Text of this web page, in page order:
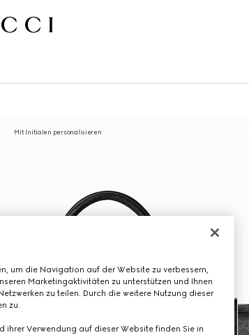
Mit Initialen personalisieren
um die Navigation auf der Website zu verbessern,
Marketingaktivitäten zu unterstützen und Ihnen
zu teilen. Durch die weitere Nutzung dieser
zu.
Verwendung auf dieser Website finden Sie in